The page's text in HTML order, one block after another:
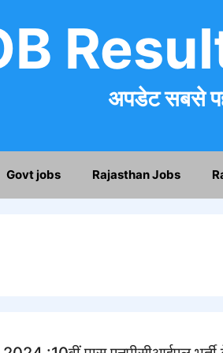
अपडेट सबसे
Govt jobs Rajasthan Jobs